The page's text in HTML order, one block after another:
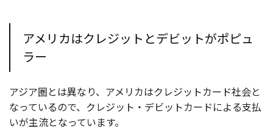
アメリカはクレジットとデビットがポピュ
ラー
アジア圏とは異なり、アメリカはクレジットカード社会と
なっているので、クレジット・デビットカードによる支払
いが主流となっています。